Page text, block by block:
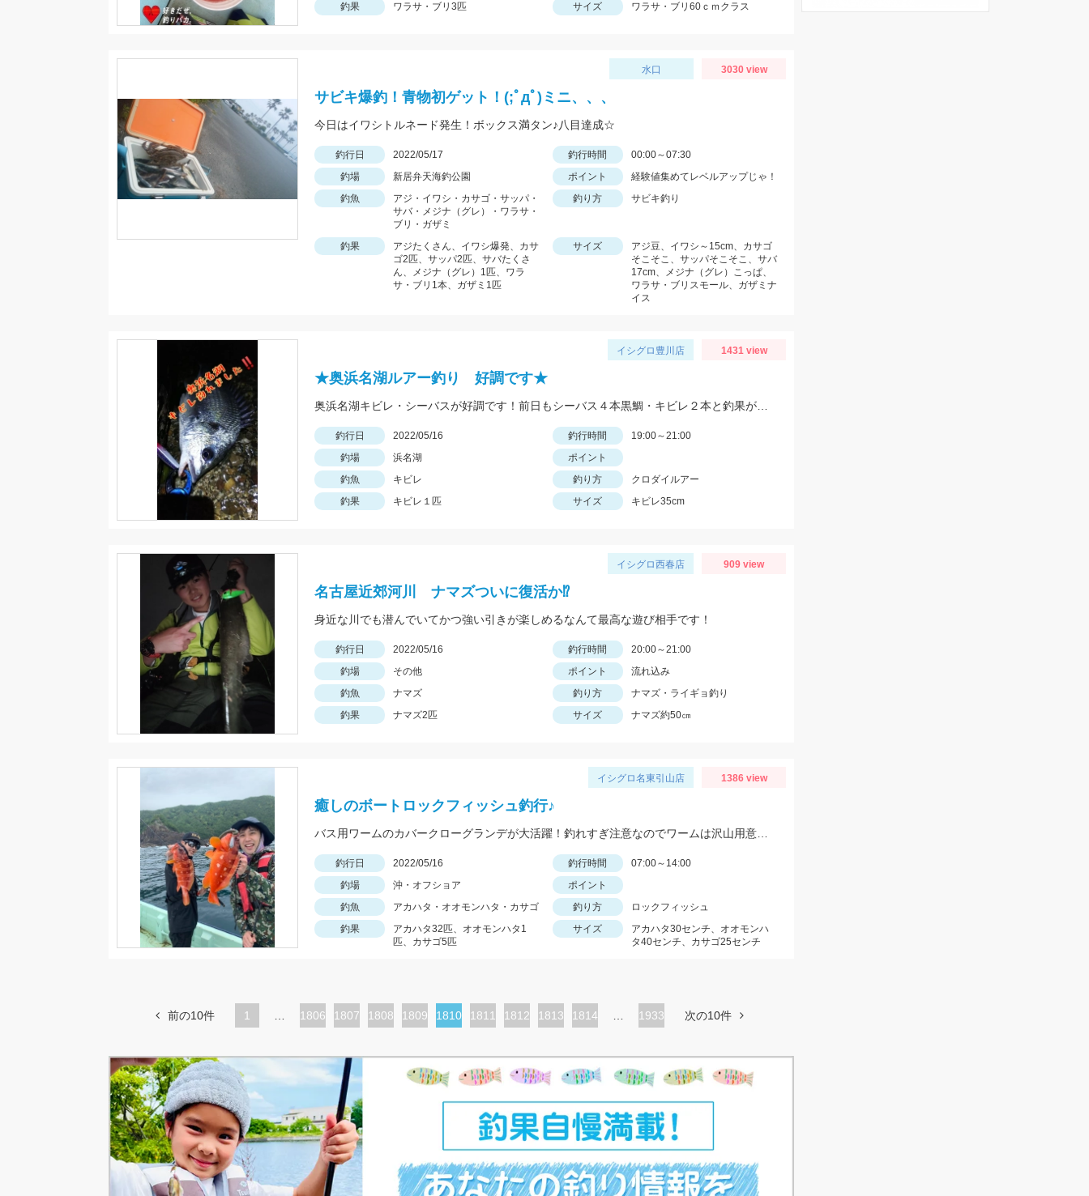
釣果
ワラサ・ブリ3匹 サイズ ワラサ・ブリ60ｃｍクラス
水口 3030 view
サビキ爆釣！青物初ゲット！(;ﾟдﾟ)ミニ、、、
今日はイワシトルネード発生！ボックス満タン♪八目達成☆
釣行日 2022/05/17 釣行時間
00:00～07:30
釣場
新居弁天海釣公園 ポイント
経験値集めてレベルアップじゃ！
釣魚
アジ・イワシ・カサゴ・サッパ・
サバ・メジナ（グレ）・ワラサ・
ブリ・ガザミ
釣り方 サビキ釣り
釣果
アジたくさん、イワシ爆発、カサ
ゴ2匹、サッパ2匹、サバたくさ
ん、メジナ（グレ）1匹、ワラ
サ・ブリ1本、ガザミ1匹
サイズ
アジ豆、イワシ～15cm、カサゴ
そこそこ、サッパそこそこ、サバ
17cm、メジナ（グレ）こっぱ、
ワラサ・ブリスモール、ガザミナ
イス
イシグロ豊川店 1431 view
★奥浜名湖ルアー釣り 好調です★
釣行日 2022/05/16 釣行時間
19:00～21:00
釣場
浜名湖
ポイント
釣魚
キビレ 釣り方
クロダイルアー
釣果
キビレ１匹 サイズ キビレ35cm
イシグロ西春店 909 view
名古屋近郊河川 ナマズついに復活か⁉
身近な川でも潜んでいてかつ強い引きが楽しめるなんて最高な遊び相手です！
釣行日 2022/05/16 釣行時間
20:00～21:00
釣場
その他 ポイント
流れ込み
釣魚
ナマズ 釣り方
ナマズ・ライギョ釣り
釣果
ナマズ2匹 サイズ ナマズ約50㎝
イシグロ名東引山店 1386 view
癒しのボートロックフィッシュ釣行♪
釣行日 2022/05/16 釣行時間
07:00～14:00
釣場
沖・オフショア
ポイント
釣魚
アカハタ・オオモンハタ・カサゴ 釣り方
ロックフィッシュ
釣果
アカハタ32匹、オオモンハタ1
匹、カサゴ5匹
サイズ
アカハタ30センチ、オオモンハ
タ40センチ、カサゴ25センチ
前の10件 1
ペ
1806
ペ
ジ
1807
ペ
1808
ペ
1809
カ
ト
ジ
1810
ペ
1811
ペ
1812
ペ
1813
ペ
1814 1933 次の10件